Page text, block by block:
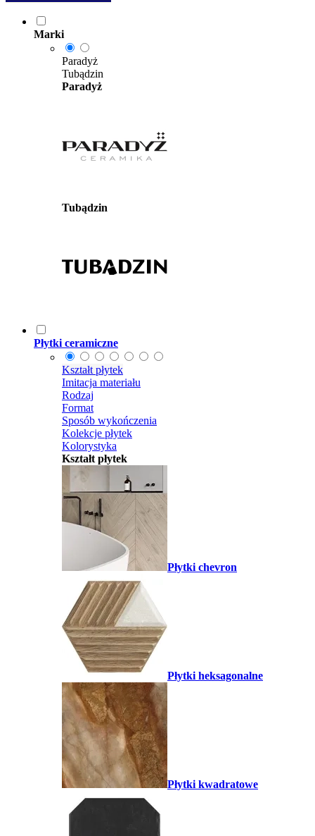
Marki
Paradyż
Tubądzin
Paradyż
Tubądzin
Płytki ceramiczne
Kształt płytek
Imitacja materiału
Rodzaj
Format
Sposób wykończenia
Kolekcje płytek
Kolorystyka
Kształt płytek
Płytki chevron
Płytki heksagonalne
Płytki kwadratowe